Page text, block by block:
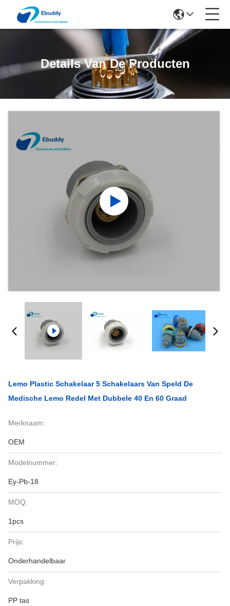
Details Van De Producten
Lemo Plastic Schakelaar 5 Schakelaars Van Speld De
Medische Lemo Redel Met Dubbele 40 En 60 Graad
Merknaam:
OEM
Modelnummer:
Ey-Pb-18
MOQ:
1pcs
Prijs:
Onderhandelbaar
Verpakking:
PP tas